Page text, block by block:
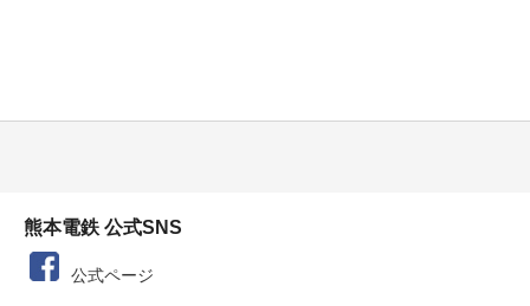
熊本電鉄 公式SNS
公式ページ